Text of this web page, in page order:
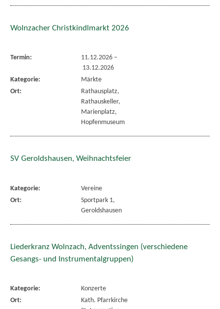
Wolnzacher Christkindlmarkt 2026
Termin: 11.12.2026–
13.12.2026
Kategorie:
Märkte
Ort:
Rathausplatz,
Rathauskeller,
Marienplatz,
Hopfenmuseum
SV Geroldshausen, Weihnachtsfeier
Kategorie:
Vereine
Ort:
Sportpark 1,
Geroldshausen
Liederkranz Wolnzach, Adventssingen (verschiedene
Gesangs- und Instrumentalgruppen)
Kategorie:
Konzerte
Ort:
Kath. Pfarrkirche